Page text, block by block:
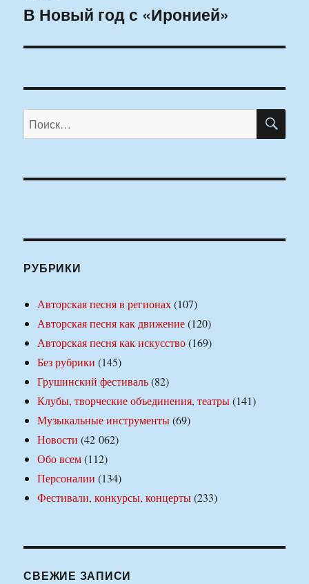
Следующая
В Новый год с «Иронией»
Искать:
РУБРИКИ
Авторская песня в регионах(107)
Авторская песня как движение(120)
Авторская песня как искусство(169)
Без рубрики (145)
Грушинский фестиваль(82)
Клубы, творческие объединения, театры(141)
Музыкальные инструменты(69)
Новости (42 062)
Обо всем(112)
Персоналии (134)
Фестивали, конкурсы, концерты(233)
СВЕЖИЕ ЗАПИСИ